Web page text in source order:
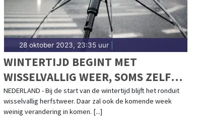
28 oktober 2023, 23:35 uur|
WINTERTIJD BEGINT MET
WISSELVALLIG WEER, SOMS ZELF
ONSTUIMIG
NEDERLAND - Bij de start van de wintertijd blijft het ronduit
wisselvallig herfstweer. Daar zal ook de komende week
weinig verandering in komen. [...]